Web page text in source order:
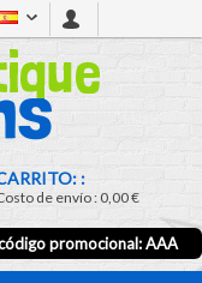
:
de envío :0,00 €
promocional:AAA